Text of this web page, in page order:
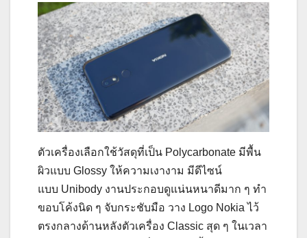
ตัวเครื่องเลือกใช้วัสดุที่เป็น Polycarbonate มีพื้น
ผิวแบบ Glossy ให้ความเงางาม มีดีไซน์
แบบ Unibody งานประกอบดูแน่นหนาดีมาก ๆ ทำ
ขอบโค้งนิด ๆ จับกระชับมือ วาง Logo Nokia ไว้
ตรงกลางด้านหลังตัวเครื่อง Classic สุด ๆ ในเวลา